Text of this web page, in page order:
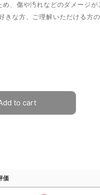
、傷や汚れなどのダメージが
きな方、ご理解いただける方の
to cart
価